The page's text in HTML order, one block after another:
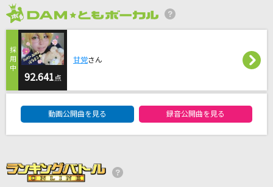
シェネル
ReCoda
異端なスター
Official髭男dism
濁流のほとり 清流の淵
梶原景時(井上和彦)
92.641 点
甘党さん
動画公開曲を見る 録音公開曲を見る